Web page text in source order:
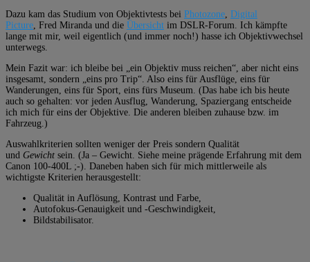
Dazu kam das Studium von Objektivtests bei Photozone, Digital
Picture, Fred Miranda und die Übersicht im DSLR-Forum. Ich kämpfte
lange mit mir, weil eigentlich (und immer noch!) hasse ich Objektivwechsel
unterwegs.
Mein Fazit war: ich bleibe bei „ein Objektiv muss reichen“, aber nicht eins
insgesamt, sondern „eins pro Trip“. Also eins für Ausflüge, eins für
Wanderungen, eins für Sport, eins fürs Museum. (Das habe ich bis heute
auch so gehalten: vor jeden Ausflug, Wanderung, Spaziergang entscheide
ich mich für eins der Objektive. Die anderen bleiben zuhause bzw. im
Fahrzeug.)
Auswahlkriterien sollten weniger der Preis sondern Qualität
und Gewicht sein. (Ja – Gewicht. Siehe meine prägende Erfahrung mit dem
Canon 100-400L ;-). Daneben haben sich für mich mittlerweile als
wichtigste Kriterien herausgestellt:
Qualität in Auflösung, Kontrast und Farbe,
Autofokus-Genauigkeit und -Geschwindigkeit,
Bildstabilisator.